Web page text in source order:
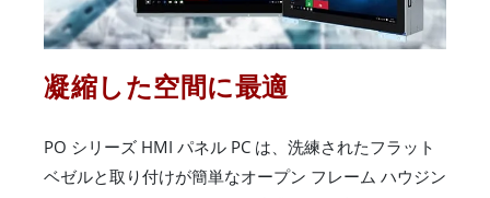
凝縮した空間に最適
PO シリーズ HMI パネル PC は、洗練されたフラット
ベゼルと取り付けが簡単なオープン フレーム ハウジン